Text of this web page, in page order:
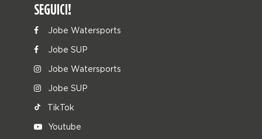
SEGUICI!
Jobe Watersports
Jobe SUP
Jobe Watersports
Jobe SUP
TikTok
Youtube